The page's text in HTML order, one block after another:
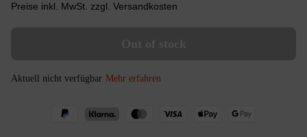
Preise inkl. MwSt. zzgl. Versandkosten
Aktuell nicht verfügbar Mehr erfahren